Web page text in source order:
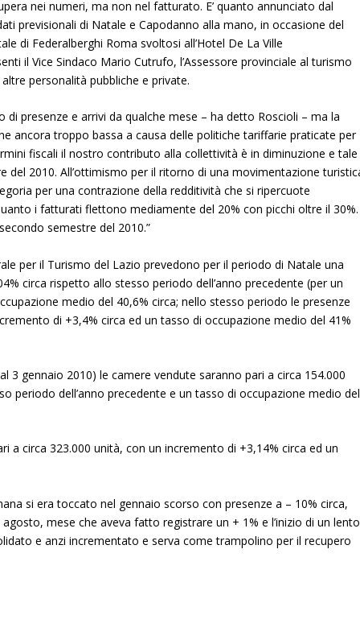
nei numeri, ma non nel fatturato. E’ quanto annunciato dal
previsionali di Natale e Capodanno alla mano, in occasione del
di Federalberghi Roma svoltosi all’Hotel De La Ville
il Vice Sindaco Mario Cutrufo, l’Assessore provinciale al turismo
personalità pubbliche e private.
di presenze e arrivi da qualche mese – ha detto Roscioli – ma la
ancora troppo bassa a causa delle politiche tariffarie praticate per
fiscali il nostro contributo alla collettività è in diminuzione e tale
2010. All’ottimismo per il ritorno di una movimentazione
per una contrazione della redditività che si ripercuote
i fatturati flettono mediamente del 20% con picchi oltre il 30%.
semestre del 2010.”
per il Turismo del Lazio prevedono per il periodo di Natale una
circa rispetto allo stesso periodo dell’anno precedente (per un
medio del 40,6% circa; nello stesso periodo le presenze
di +3,4% circa ed un tasso di occupazione medio del 41%
3 gennaio 2010) le camere vendute saranno pari a circa 154.000
periodo dell’anno precedente e un tasso di occupazione medio del
a circa 323.000 unità, con un incremento di +3,14% circa ed un
si era toccato nel gennaio scorso con presenze a – 10% circa,
mese che aveva fatto registrare un + 1% e l’inizio di un lento
e anzi incrementato e serva come trampolino per il recupero